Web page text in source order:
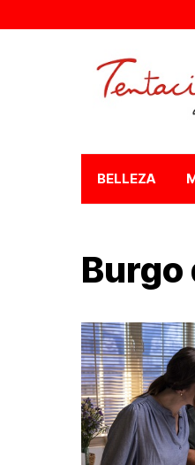
BELLEZA
Burgo